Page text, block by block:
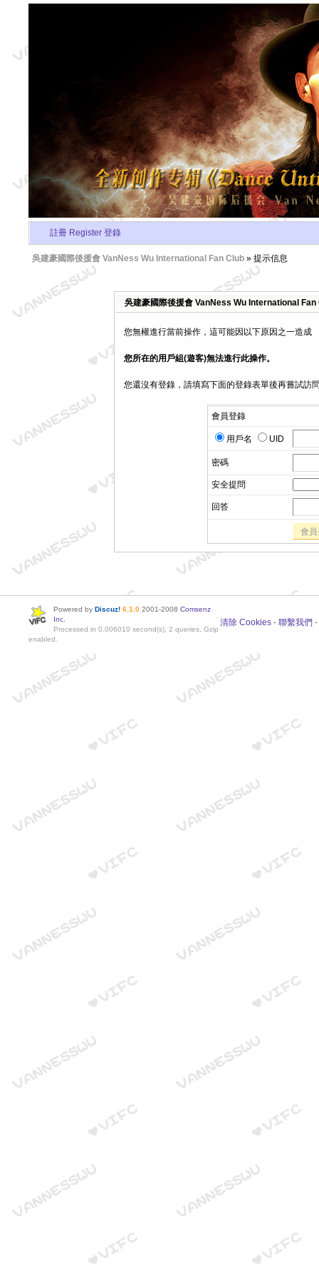
註冊 Register 登錄
吳建豪國際後援會 VanNess Wu International Fan Club » 提示信息
吳建豪國際後援會 VanNess Wu International Fan
您無權進行當前操作，這可能因以下原因之一造成
您所在的用戶組(遊客)無法進行此操作。
您還沒有登錄，請填寫下面的登錄表單後再嘗試訪
會員登錄
用戶名 UID
密碼
安全提問
回答
會
清除 Cookies - 聯繫我們 -
Powered by Discuz! 6.1.0 2001-2008 Comsenz
Inc.
Processed in 0.006010 second(s), 2 queries, Gzip
enabled.